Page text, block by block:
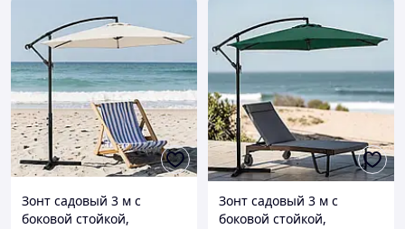
Зонт садовый 3 м с
боковой стойкой,
Зонт садовый 3 м с
боковой стойкой,